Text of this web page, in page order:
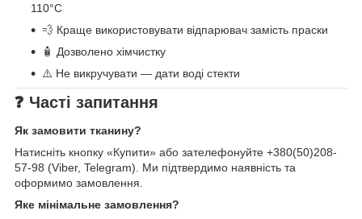
110°C
💨 Краще використовувати відпарювач замість праски
🧴 Дозволено хімчистку
⚠️ Не викручувати — дати воді стекти
❓ Часті запитання
Як замовити тканину?
Натисніть кнопку «Купити» або зателефонуйте +380(50)208-
57-98 (Viber, Telegram). Ми підтвердимо наявність та
оформимо замовлення.
Яке мінімальне замовлення?